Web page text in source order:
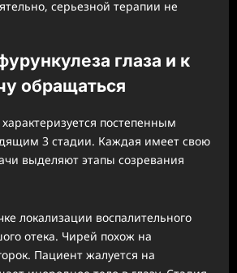
серьезной терапии не
глаза и к
обращаться
постепенным
3 стадии. Каждая имеет свою
выделяют этапы созревания
локализации воспалительного
отека. Чирей похож на
Пациент жалуется на